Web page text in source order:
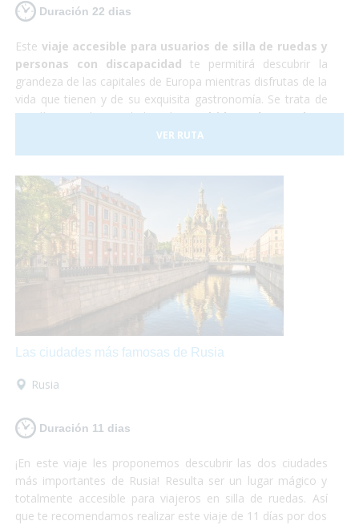
Duración 22 dias
Este viaje accesible para usuarios de silla de ruedas y
personas con discapacidad te permitirá descubrir la
grandeza de las capitales de Europa mientras disfrutas de la
vida que tienen y de su exquisita gastronomía. Se trata de
22 días por las ciudades deMadrid, París, Londres,
Ámsterdam, Berlín, Praga, Budapest y Roma
todas muy diferentes entre sí y cada una es más hermosa
ensueño.Resulta que Europa es un
personas con movilidad reducida ya que contamos con
hoteles, transportes y todo tipo de
actividades accesibles.
¡No lo duden más y atrévanse a
descubrir el continente europeo! Unas vacaciones
que las disfrutarán al máximo mientras se
maravillan con la belleza de estos lugares y conocen
culturas totalmente diferentes aunque se encuentren a
pocos cientos de kilómetros entre ellas.
encantará!
VER RUTA
Las ciudades más famosas de Rusia
Rusia
Duración 11 dias
¡En este viaje les proponemos descubrir las dos ciudades
más importantes de Rusia! Resulta ser un lugar mágico y
totalmente accesible para viajeros en silla de ruedas. Así
que te recomendamos realizar este viaje de 11 días por dos